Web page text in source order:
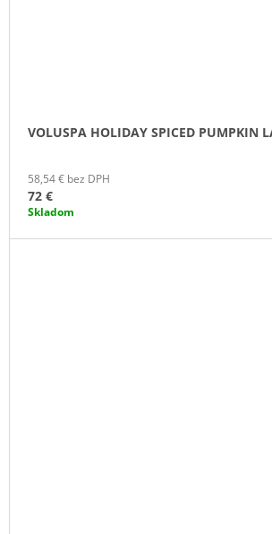
VOLUSPA HOLIDAY SPICED PUMPKIN
58,54 € bez DPH
72 €
Skladom